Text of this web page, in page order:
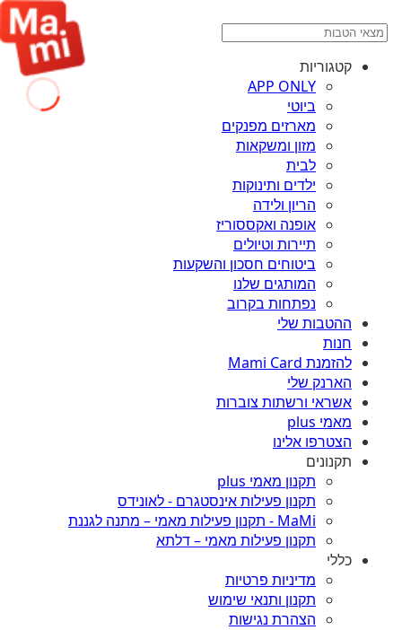
קטגוריות
APP ONLY
ביוטי
מארזים מפנקים
מזון ומשקאות
לבית
ילדים ותינוקות
הריון ולידה
אופנה ואקססוריז
תיירות וטיולים
ביטוחים חסכון והשקעות
המותגים שלנו
נפתחות בקרוב
ההטבות שלי
חנות
להזמנת Mami Card
הארנק שלי
אשראי ורשתות צוברות
מאמי plus
הצטרפו אלינו
תקנונים
תקנון מאמי plus
תקנון פעילות אינסטגרם - לאונידס
MaMi - תקנון פעילות מאמי – מתנה לגננת
תקנון פעילות מאמי – דלתא
כללי
מדיניות פרטיות
תקנון ותנאי שימוש
הצהרת נגישות